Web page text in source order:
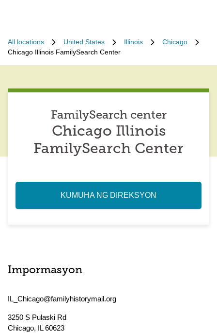
All locations United States Illinois
Chicago
Chicago Illinois FamilySearch Center
FamilySearch center
Chicago Illinois
FamilySearch Center
KUMUHA NG DIREKSYON
Impormasyon
IL_Chicago@familyhistorymail.org
3250 S Pulaski Rd
Chicago, IL60623